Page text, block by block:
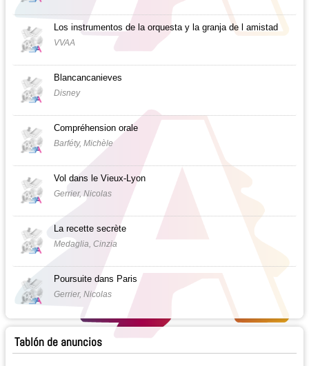
Los instrumentos de la orquesta y la granja de l amistad
VVAA
Blancancanieves
Disney
Compréhension orale
Barféty, Michèle
Vol dans le Vieux-Lyon
Gerrier, Nicolas
La recette secrète
Medaglia, Cinzia
Poursuite dans Paris
Gerrier, Nicolas
Tablón de anuncios